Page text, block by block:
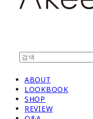
ABOUT
LOOKBOOK
SHOP
REVIEW